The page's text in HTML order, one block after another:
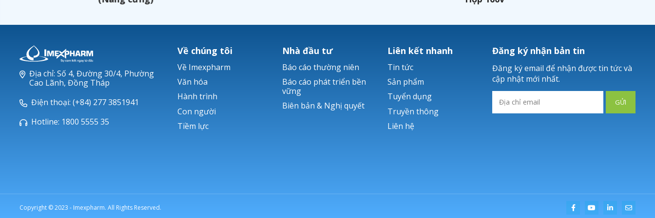
Địa chỉ: Số 4, Đường 30/4, Phường
Cao Lãnh, Đồng Tháp
Điện thoại: (+84) 277 3851941
Hotline: 1800 5555 35
Về chúng tôi
Về Imexpharm
Văn hóa
Hành trình
Con người
Tiềm lực
Nhà đầu tư
Báo cáo thường niên
Báo cáo phát triển bền
vững
Biên bản & Nghị quyết
Liên kết nhanh
Tin tức
Sản phẩm
Tuyển dụng
Truyền thông
Liên hệ
Đăng ký nhận bản tin
Đăng ký email để nhận được tin tức và
cập nhật mới nhất.
GỬI
Copyright © 2023 - Imexpharm. All Rights Reserved.